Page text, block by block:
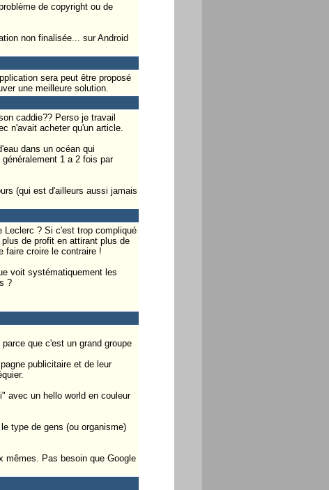
de copyright ou de
non finalisée... sur Android
sera peut être proposé
une meilleure solution.
caddie?? Perso je travail
n'avait acheter qu'un article.
dans un océan qui
1 a 2 fois par
(qui est d'ailleurs aussi jamais
? Si c'est trop compliqué
de profit en attirant plus de
faire croire le contraire !
voit systématiquement les
?
que c'est un grand groupe
publicitaire et de leur
avec un hello world en couleur
type de gens (ou organisme)
mêmes. Pas besoin que Google